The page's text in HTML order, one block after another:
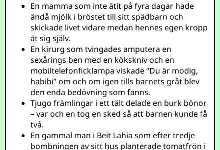
En mamma som inte ätit på fyra dagar hade
ändå mjölk i bröstet till sitt spädbarn och
skickade livet vidare medan hennes egen kropp
åt sig själv.
En kirurg som tvingades amputera en
sexårings ben med en kökskniv och en
mobiltelefonficklampa viskade “Du är modig,
habibi” om och om igen tills barnets gråt blev
den enda bedövning som fanns.
Tjugo främlingar i ett tält delade en burk bönor
– var och en tog en sked så att barnen kunde få
två.
En gammal man i Beit Lahia som efter tredje
bombningen av sitt hus planterade tomatfrön i